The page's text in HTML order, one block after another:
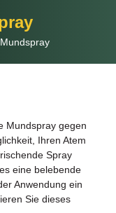
Mundspray gegen
Ihren Atem
Spray
eine belebende
Anwendung ein
Sie dieses